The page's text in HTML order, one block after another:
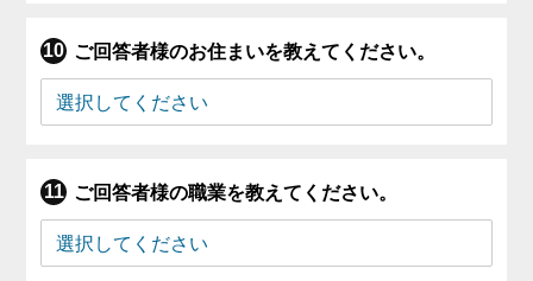
ご回答者様のお住まいを教えてください。
ご回答者様の職業を教えてください。